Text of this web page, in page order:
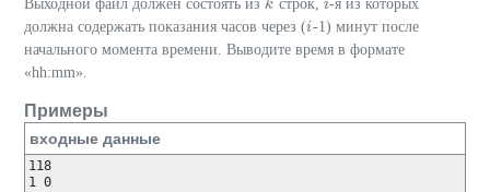
Выходной файл должен состоять из k
k строк, i
i-я из которых
должна содержать показания часов через (i
i-1) минут после
начального момента времени. Выводите время в формате
«hh:mm».
Примеры
входные данные
118
1 0